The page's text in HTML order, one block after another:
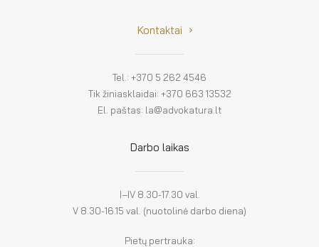
Kontaktai
Tel.: +370 5 262 4546
Tik žiniasklaidai: +370 663 13532
El. paštas: la@advokatura.lt
Darbo laikas
I–IV 8.30-17.30 val.
V 8.30-16.15 val. (nuotolinė darbo diena)
Pietų pertrauka: